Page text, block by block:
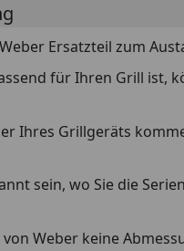
Ersatzteil zum
für Ihren Grill ist,
Ihres Grillgeräts
sein, wo Sie die
Weber keine